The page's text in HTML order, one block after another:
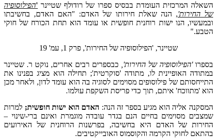
השאלה המרכזית העומדת בבסיס ספרו של רודולף שטיינר 'הפילוסופיה
של החירות', הנה שאלת חירותו של האדם: "האם האדם, בחשיבתו
ובמעשיו, הנו ישות רוחנית חופשית או עומד הוא תחת הכורח של חוקי
הטבע."
שטיינר, 'הפילוסופיה של החירות', פרק 1, עמ' 19
בספרו'הפילוסופיה של החירות',
כבספרים רבים אחרים, נוקט ר. שטיינר
במתודה האופיינית לו, מתודה 'סוקרטית'; תחילה הוא מציג בפנינו את
התייחסותם של פילוסופים מסוימים לסוגיה בה הוא עומד לדון, ולאחר מכן
הוא 'מתווכח' איתם, תוך כדי פריסת השקפת עולמו.
המסקנה אליה הוא מגיע בספר זה הנה: האדם הוא ישות חופשית; למרות
שמצבים מסוימים בחיים הנם בגדר עובדה מוגמרת ואינם ברי-שינוי –
החירות של האדם היא בחשיבה, בפרשנות הרוחנית של האירועים
בהתאם לחוקי הקרמה והקוסמוס האובייקטיבים.